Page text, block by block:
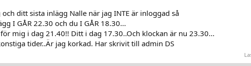
ditt sista inlägg Nalle när jag INTE är inloggad så
I GÅR 22.30 och du I GÅR 18.30...
mig i dag 21.40!! Ditt i dag 17.30..Och klockan är nu 23.30...
tider..Är jag korkad. Har skrivit till admin DS